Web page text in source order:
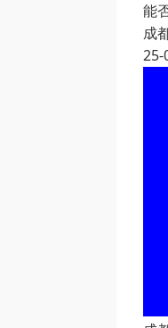
能
成
25-